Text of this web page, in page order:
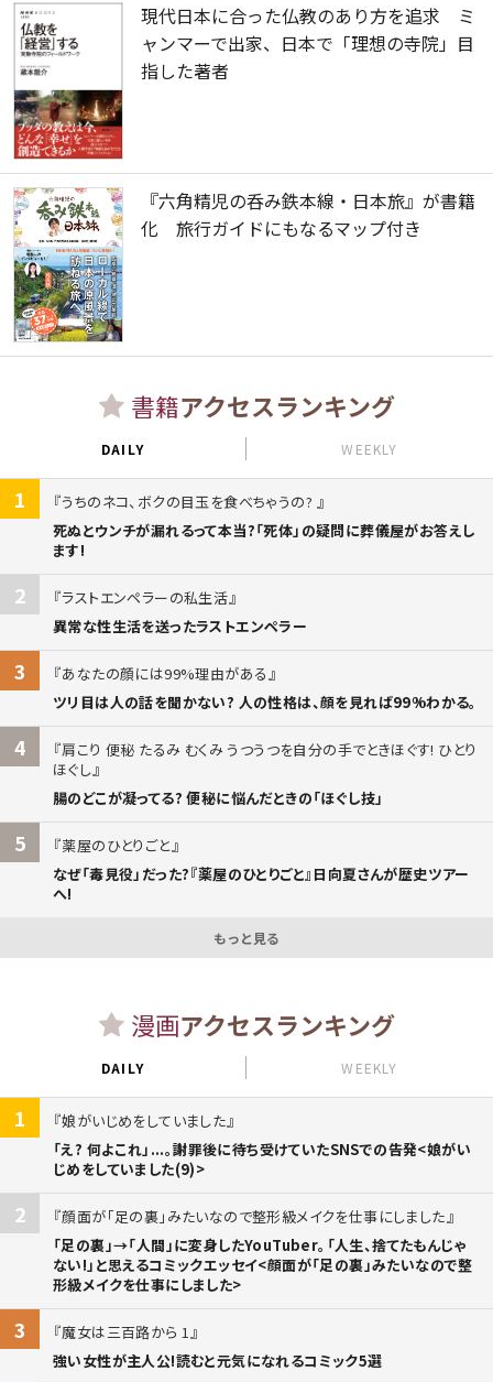
現代日本に合った仏教のあり方を追求 ミ
ャンマーで出家、日本で「理想の寺院」目
指した著者
『六角精児の呑み鉄本線・日本旅』が書籍
化 旅行ガイドにもなるマップ付き
書籍アクセスランキング
DAILY WEEKLY
1
うちのネコ、ボクの目玉を食べちゃうの?
死ぬとウンチが漏れるって本当?「死体」の疑問に葬儀屋がお答えし
ます!
2
ラストエンペラーの私生活
異常な性生活を送ったラストエンペラー
3
あなたの顔には99%理由がある
ツリ目は人の話を聞かない? 人の性格は、顔を見れば99%わかる。
4
肩こり 便秘 たるみ むくみ うつうつを自分の手でときほぐす! ひとり
ほぐし
腸のどこが凝ってる? 便秘に悩んだときの「ほぐし技」
5
薬屋のひとりごと
なぜ「毒見役」だった?『薬屋のひとりごと』日向夏さんが歴史ツアー
へ!
もっと見る
漫画アクセスランキング
DAILY WEEKLY
1
娘がいじめをしていました
「え? 何よこれ」...。謝罪後に待ち受けていたSNSでの告発<娘がい
じめをしていました(9)>
2
顔面が「足の裏」みたいなので整形級メイクを仕事にしました
「足の裏」→「人間」に変身したYouTuber。「人生、捨てたもんじゃ
ない!」と思えるコミックエッセイ<顔面が「足の裏」みたいなので整
形級メイクを仕事にしました>
3
魔女は三百路から 1
強い女性が主人公!読むと元気になれるコミック5選